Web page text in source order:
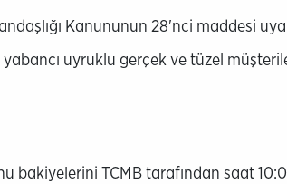
Kanununun 28'nci maddesi
uyruklu gerçek ve tüzel
bakiyelerini TCMB tarafından saat